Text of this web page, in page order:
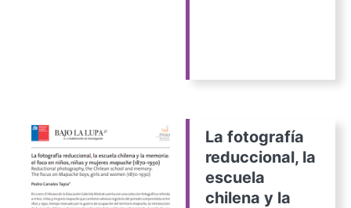
La fotografía
reduccional, la
escuela
chilena y la